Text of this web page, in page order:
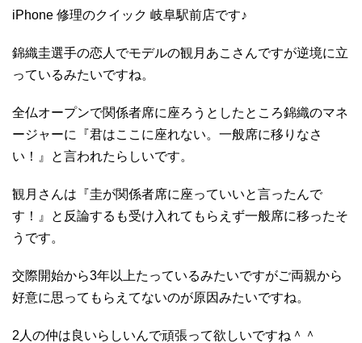
iPhone 修理のクイック 岐阜駅前店です♪
錦織圭選手の恋人でモデルの観月あこさんですが逆境に立
っているみたいですね。
全仏オープンで関係者席に座ろうとしたところ錦織のマネ
ージャーに『君はここに座れない。一般席に移りなさ
い！』と言われたらしいです。
観月さんは『圭が関係者席に座っていいと言ったんで
す！』と反論するも受け入れてもらえず一般席に移ったそ
うです。
交際開始から3年以上たっているみたいですがご両親から
好意に思ってもらえてないのが原因みたいですね。
2人の仲は良いらしいんで頑張って欲しいですね＾＾